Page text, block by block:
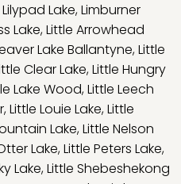
Lilypad Lake,Limburner
Lake,Little Arrowhead
Lake Ballantyne,Little
Clear Lake,Little Hungry
Lake Wood,Little Leech
,Little Louie Lake,Little
Lake,Little Nelson
Lake,Little Peters Lake,
Lake,Little Shebeshekong